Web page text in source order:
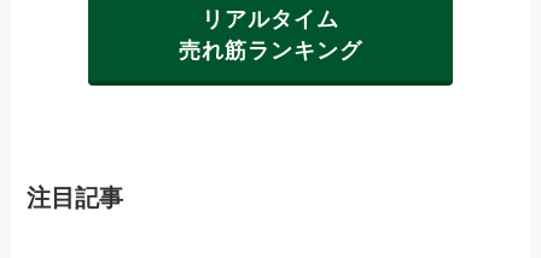
リアルタイム
売れ筋ランキング
注目記事